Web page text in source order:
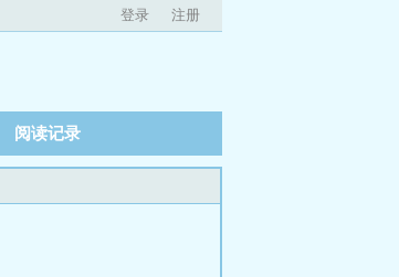
登录 注册
阅读记录